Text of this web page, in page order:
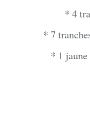
* 4
* 7
* 1